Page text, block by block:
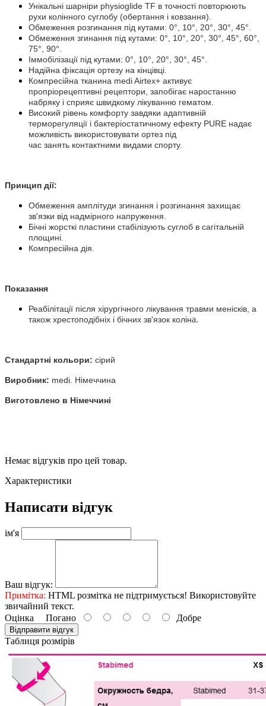
Унікальні шарніри physioglide TF в точності повторюють
рухи колінного суглобу (обертання і ковзання).
Обмеження розгинання під кутами: 0°, 10°, 20°, 30°, 45°.
Обмеження згинання під кутами: 0°, 10°, 20°, 30°, 45°, 60°,
75°, 90°.
Іммобілізації під кутами: 0°, 10°, 20°, 30°, 45°.
Надійна фіксація ортезу на кінцівці.
Компресійна тканина medi Airtex+ активує
пропріорецептивні рецептори, запобігає наростанню
набряку і сприяє швидкому лікуванню гематом.
Високий рівень комфорту завдяки адаптивній
терморегуляції і бактеріостатичному ефекту PURE надає
можливість використовувати ортез під
час занять контактними видами спорту.
Принцип дії:
Обмеження амплітуди згинання і розгинання захищає
зв'язки від надмірного напруження.
Бічні жорсткі пластини стабілізують суглоб в сагітальній
площині.
Компресійна дія.
Показання
Реабілітації після хірургічного лікування травми менісків, а
також хрестоподібніх і бічних зв'язок коліна.
Стандартні кольори: сірий
Виробник: medi. Німеччина
Виготовлено в Німеччині
Немає відгуків про цей товар.
Характеристики
Написати відгук
ім'я
Ваш відгук:
Примітка: HTML розмітка не підтримується! Використовуйте
звичайний текст.
Оцінка Погано Добре
Відправити відгук
Таблиця розмірів